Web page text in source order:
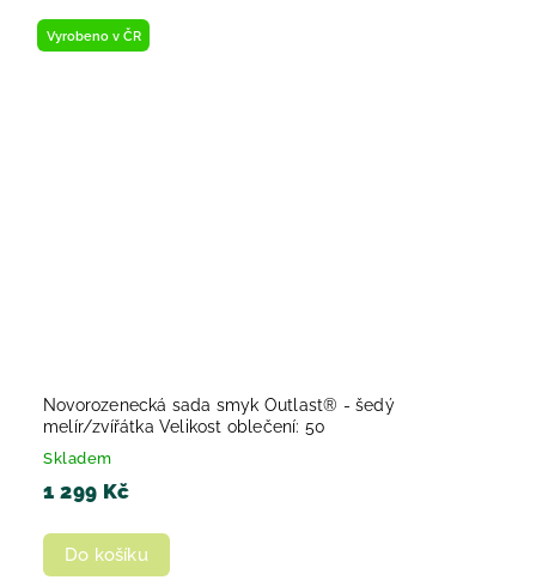
Vyrobeno v ČR
Novorozenecká sada smyk Outlast® - šedý
melír/zvířátka Velikost oblečení: 50
Skladem
1 299 Kč
Do košíku